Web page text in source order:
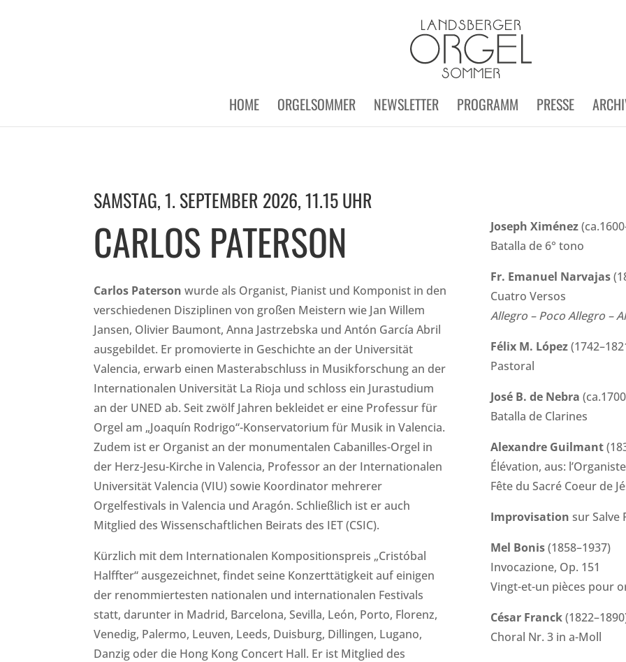
HOME ORGELSOMMER NEWSLETTER PROGRAMM PRESSE
SAMSTAG, 1. SEPTEMBER 2026, 11.15 UHR
CARLOS PATERSON
Carlos Patersonwurde als Organist, Pianist und Komponist in den
verschiedenen Disziplinen von großen Meistern wie Jan Willem
Jansen, Olivier Baumont, Anna Jastrzebska und Antón García Abril
ausgebildet. Er promovierte in Geschichte an der Universität
Valencia, erwarb einen Masterabschluss in Musikforschung an der
Internationalen Universität La Rioja und schloss ein Jurastudium
an der UNED ab. Seit zwölf Jahren bekleidet er eine Professur für
Orgel am „Joaquín Rodrigo“-Konservatorium für Musik in Valencia.
Zudem ist er Organist an der monumentalen Cabanilles-Orgel in
der Herz-Jesu-Kirche in Valencia, Professor an der Internationalen
Universität Valencia (VIU) sowie Koordinator mehrerer
Orgelfestivals in Valencia und Aragón. Schließlich ist er auch
Mitglied des Wissenschaftlichen Beirats des IET (CSIC).
Kürzlich mit dem Internationalen Kompositionspreis „Cristóbal
Halffter“ ausgezeichnet, findet seine Konzerttätigkeit auf einigen
der renommiertesten nationalen und internationalen Festivals
statt, darunter in Madrid, Barcelona, Sevilla, León, Porto, Florenz,
Venedig, Palermo, Leuven, Leeds, Duisburg, Dillingen, Lugano,
Danzig oder die Hong Kong Concert Hall. Er ist Mitglied des
Joseph Ximénez
Batalla de 6° tono
Fr. Emanuel Narvajas
Cuatro Versos
Allegro – Poco Allegro –
Félix M. López
Pastoral
José B. de Nebra
Batalla de Clarines
Alexandre Guilmant
Élévation, aus:
Fête du Sacré Coeur de
Improvisation sur Salve
Mel Bonis(1858–1937)
Invocazione, Op. 151
Vingt-et-un pièces pour
César Franck
Choral Nr. 3 in a-Moll